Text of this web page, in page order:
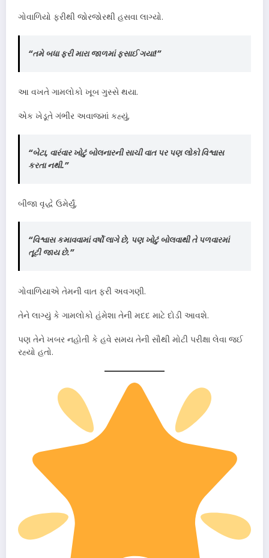
ગોવાળિયો ફરીથી જોરજોરથી હસવા લાગ્યો.
“તમે બધા ફરી મારા જાળમાં ફસાઈ ગયા!”
આ વખતે ગામલોકો ખૂબ ગુસ્સે થયા.
એક ખેડૂતે ગંભીર અવાજમાં કહ્યું,
“બેટા, વારંવાર ખોટું બોલનારની સાચી વાત પર પણ લોકો વિશ્વાસ
કરતા નથી.”
બીજા વૃદ્ધે ઉમેર્યું,
“વિશ્વાસ કમાવવામાં વર્ષો લાગે છે, પણ ખોટું બોલવાથી તે પળવારમાં
તૂટી જાય છે.”
ગોવાળિયાએ તેમની વાત ફરી અવગણી.
તેને લાગ્યું કે ગામલોકો હંમેશા તેની મદદ માટે દોડી આવશે.
પણ તેને ખબર નહોતી કે હવે સમય તેની સૌથી મોટી પરીક્ષા લેવા જઈ
રહ્યો હતો.